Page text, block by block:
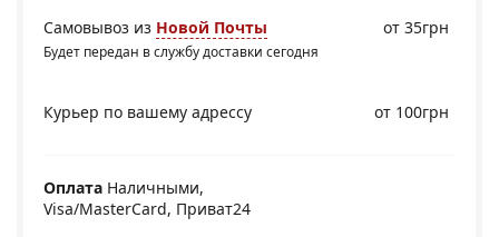
Самовывоз из Новой Почты
Будет передан в службу доставки сегодня
от 35грн
Курьер по вашему адрессу от 100грн
Оплата Наличными,
Visa/MasterCard, Приват24